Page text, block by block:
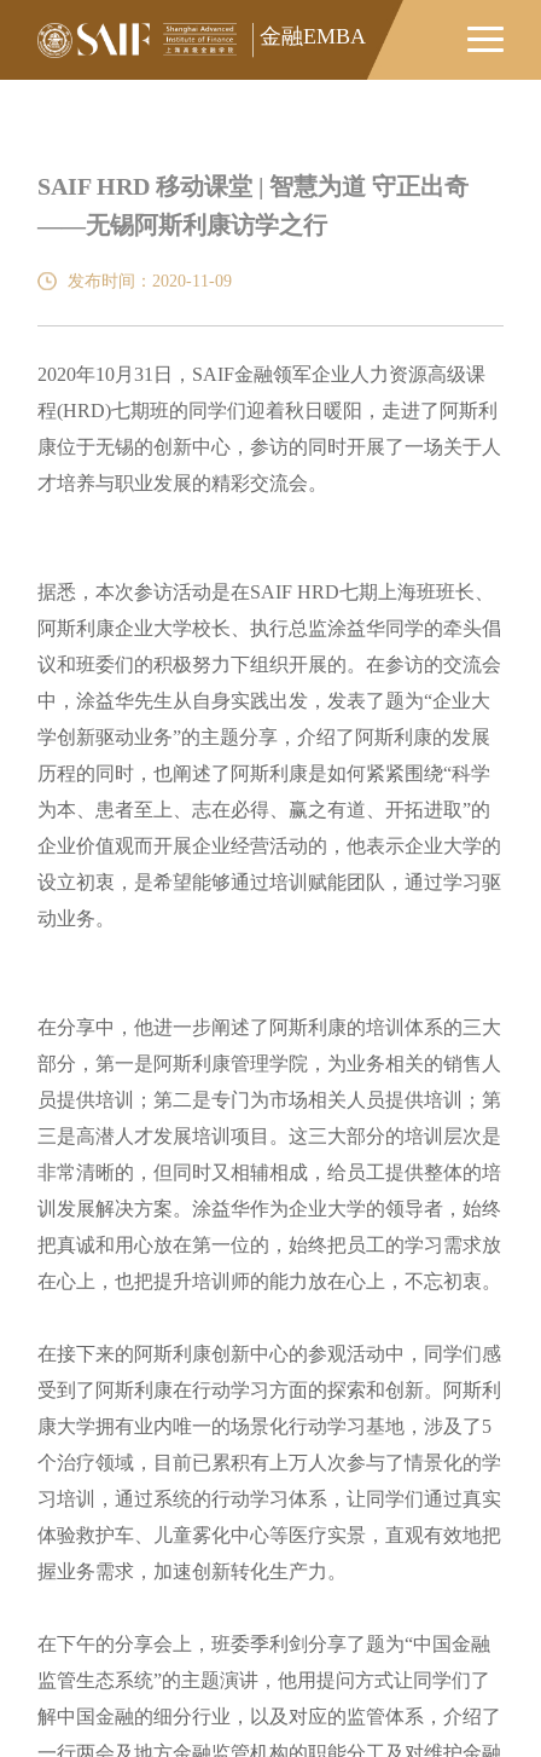
金融EMBA
SAIF HRD 移动课堂 | 智慧为道 守正出奇
——无锡阿斯利康访学之行
发布时间：2020-11-09
2020年10月31日，SAIF金融领军企业人力资源高级课
程(HRD)七期班的同学们迎着秋日暖阳，走进了阿斯利
康位于无锡的创新中心，参访的同时开展了一场关于人
才培养与职业发展的精彩交流会。
据悉，本次参访活动是在SAIF HRD七期上海班班长、
阿斯利康企业大学校长、执行总监涂益华同学的牵头倡
议和班委们的积极努力下组织开展的。在参访的交流会
中，涂益华先生从自身实践出发，发表了题为“企业大
学创新驱动业务”的主题分享，介绍了阿斯利康的发展
历程的同时，也阐述了阿斯利康是如何紧紧围绕“科学
为本、患者至上、志在必得、赢之有道、开拓进取”的
企业价值观而开展企业经营活动的，他表示企业大学的
设立初衷，是希望能够通过培训赋能团队，通过学习驱
动业务。
在分享中，他进一步阐述了阿斯利康的培训体系的三大
部分，第一是阿斯利康管理学院，为业务相关的销售人
员提供培训；第二是专门为市场相关人员提供培训；第
三是高潜人才发展培训项目。这三大部分的培训层次是
非常清晰的，但同时又相辅相成，给员工提供整体的培
训发展解决方案。涂益华作为企业大学的领导者，始终
把真诚和用心放在第一位的，始终把员工的学习需求放
在心上，也把提升培训师的能力放在心上，不忘初衷。
在接下来的阿斯利康创新中心的参观活动中，同学们感
受到了阿斯利康在行动学习方面的探索和创新。阿斯利
康大学拥有业内唯一的场景化行动学习基地，涉及了5
个治疗领域，目前已累积有上万人次参与了情景化的学
习培训，通过系统的行动学习体系，让同学们通过真实
体验救护车、儿童雾化中心等医疗实景，直观有效地把
握业务需求，加速创新转化生产力。
在下午的分享会上，班委季利剑分享了题为“中国金融
监管生态系统”的主题演讲，他用提问方式让同学们了
解中国金融的细分行业，以及对应的监管体系，介绍了
一行两会及地方金融监管机构的职能分工及对维护金融